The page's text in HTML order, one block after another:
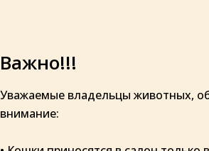
Важно!!!
Уважаемые владельцы животных,
внимание: